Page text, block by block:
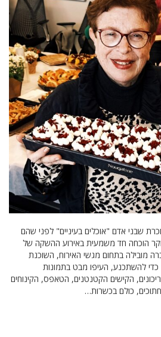
שבני אדם "אוכלים בעיניים" לפני שהם
הוכחה חד משמעית באירוע ההשקה של
מובילה בתחום מגשי האירוח, השוכנת
תקווה. כדי להשתכנע, העיפו מבט בתמונות
הקישים הקטנטנים, הטאפס, הקינוחים
כולם בכשרות…